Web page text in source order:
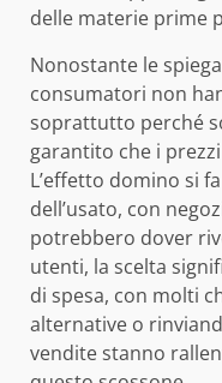
delle materie prime
Nonostante le
consumatori non
soprattutto perché
garantito che i
L’effetto domino si
dell’usato, con
potrebbero dover
utenti, la scelta
di spesa, con molti
alternative o
vendite stanno